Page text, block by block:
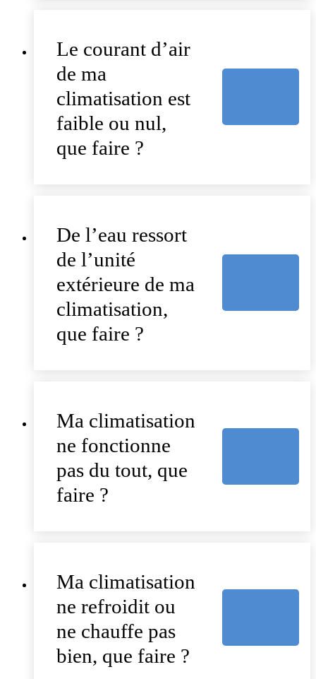
Le courant d’air
de ma
climatisation est
faible ou nul,
que faire ?
De l’eau ressort
de l’unité
extérieure de ma
climatisation,
que faire ?
Ma climatisation
ne fonctionne
pas du tout, que
faire ?
Ma climatisation
ne refroidit ou
ne chauffe pas
bien, que faire ?